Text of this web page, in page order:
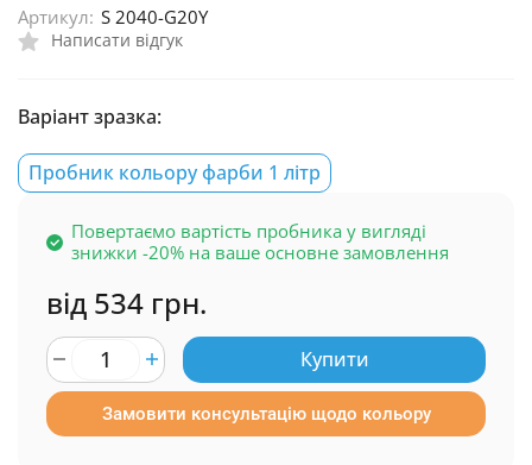
Написати відгук
Артикул: S 2040-G20Y
Варіант зразка:
Пробник кольору фарби 1 літр
Повертаємо вартість пробника у вигляді
знижки -20% на ваше основне замовлення
від 534 грн.
Купити
Замовити консультацію щодо кольору